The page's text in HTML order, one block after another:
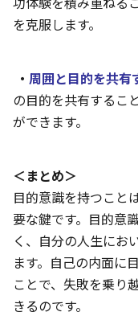
を克服します。
・ 周囲と目的を共有
の目的を共有するこ
ができます。
＜まとめ＞
目的意識を持つこと
要な鍵です。目的意
く、自分の人生にお
ます。自己の内面に
ことで、失敗を乗り
きるのです。